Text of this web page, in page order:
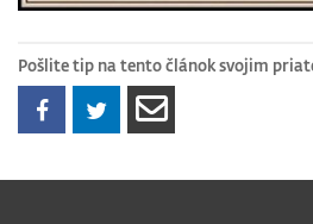
Pošlite tip na tento článok svojim